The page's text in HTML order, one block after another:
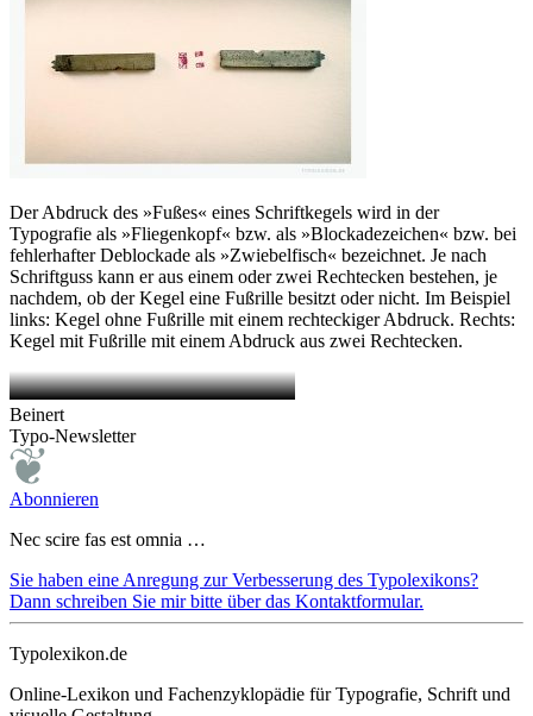
Der Abdruck des »Fußes« eines Schriftkegels wird in der
Typografie als »Fliegenkopf« bzw. als »Blockadezeichen« bzw. bei
fehlerhafter Deblockade als »Zwiebelfisch« bezeichnet. Je nach
Schriftguss kann er aus einem oder zwei Rechtecken bestehen, je
nachdem, ob der Kegel eine Fußrille besitzt oder nicht. Im Beispiel
links: Kegel ohne Fußrille mit einem rechteckiger Abdruck. Rechts:
Kegel mit Fußrille mit einem Abdruck aus zwei Rechtecken.
Beinert
Typo-Newsletter
Abonnieren
Nec scire fas est omnia …
Sie haben eine Anregung zur Verbesserung des Typolexikons?
Dann schreiben Sie mir bitte über das Kontaktformular.
Typolexikon.de
Online-Lexikon und Fachenzyklopädie für Typografie, Schrift und